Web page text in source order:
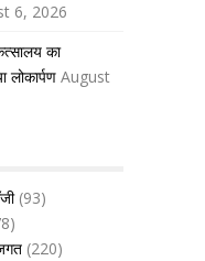
6, 2026
का
लोकार्पण August
(93)
(220)